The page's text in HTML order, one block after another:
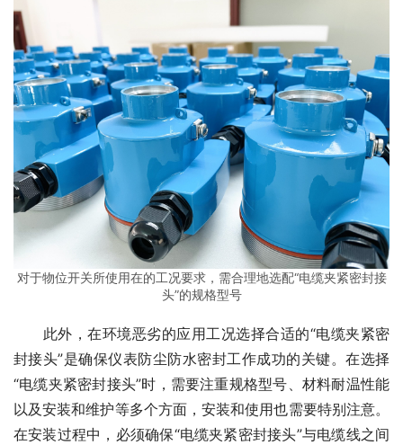
对于物位开关所使用在的工况要求，需合理地选配“电缆夹紧密封接
头”的规格型号
此外，在环境恶劣的应用工况选择合适的“电缆夹紧密
封接头”是确保仪表防尘防水密封工作成功的关键。在选择
“电缆夹紧密封接头”时，需要注重规格型号、材料耐温性能
以及安装和维护等多个方面，安装和使用也需要特别注意。
在安装过程中，必须确保“电缆夹紧密封接头”与电缆线之间